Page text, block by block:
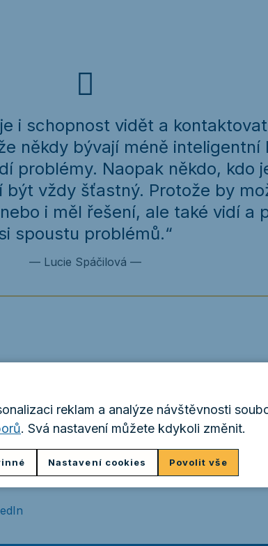
i schopnost vidět a
někdy bývají méně inteligentní
problémy. Naopak někdo, kdo
být vždy šťastný. Protože by
i měl řešení, ale také vidí a
si spoustu problémů.“
—Lucie Spáčilová —
novém dílu
a v podcastových aplikacích. Máte nějaký
reklam a analýze návštěvnosti
. Svá nastavení můžete kdykoli změnit.
Nastavení cookies Povolit vše